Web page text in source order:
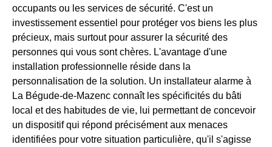
occupants ou les services de sécurité. C'est un
investissement essentiel pour protéger vos biens les plus
précieux, mais surtout pour assurer la sécurité des
personnes qui vous sont chères. L'avantage d'une
installation professionnelle réside dans la
personnalisation de la solution. Un installateur alarme à
La Bégude-de-Mazenc connaît les spécificités du bâti
local et des habitudes de vie, lui permettant de concevoir
un dispositif qui répond précisément aux menaces
identifiées pour votre situation particulière, qu'il s'agisse